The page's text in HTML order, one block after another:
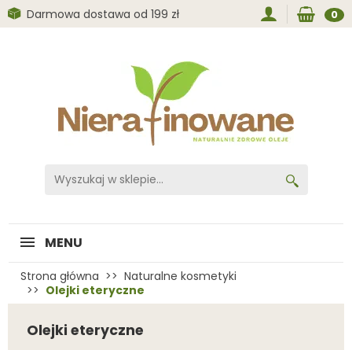
Darmowa dostawa od 199 zł 0
MENU
Strona główna
Naturalne kosmetyki
Olejki eteryczne
Olejki eteryczne